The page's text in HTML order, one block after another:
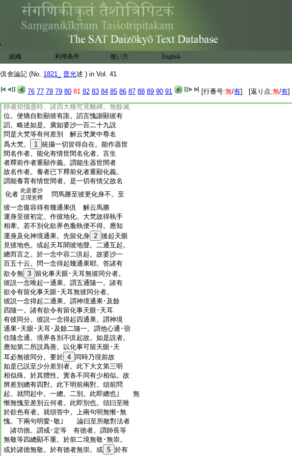
組織 利用条件 使い方 English
倶舍論記 (No. 1821_ 普光述 ) in Vol. 41
76 77 78 79 80 81 82 83 84 85 86 87 88 89 90 91 [行番号:無/有] [返り点:無/有]
持。即以定心於誓多林沒。於四大王衆天
出。從定而起問彼天衆。諸四大種。當於何
位盡滅無餘。答曰不知。如是欲界六天展
轉。相推乃至他化自在天所。彼復仰推梵
衆。欲往梵世入勝等持。復以定心自在宮
沒。梵衆天出。從定而起還作上問。梵衆 13 咸
曰。我等不知。復推大梵。馬勝苾芻。尋問
彼大梵王。時大梵王處自梵衆。忽被馬勝苾
芻。問言此欲･色界諸四大種。當於何位盡
滅。無餘煩惱繋縛。梵王不知隨其所應。依
靜慮煩惱盡時。諸四大種究竟離縛。無餘滅
位。便矯自歎顯彼有誑。謟言愧謝顯彼有
謟。略述如是。廣如婆沙一百二十九説
問是大梵等有何差別 解云梵衆中尊名
爲大梵。
1 統攝一切皆得自在。能作器世
間名作者。能化有情世間名化者。言生
者釋前作者重顯作義。謂能生器世間者
故名作者。養者已下釋前化者重顯化義。
謂能養育有情世間者。是一切有情父故名
化者 此是婆沙
正理意釋
問馬勝至彼更化身不。至
彼一念復容得有幾通果倶 解云馬勝
運身至彼初定。作彼地化。大梵故得執手
相牽。若不別化欲界色麁執便不得。應知
運身及化神境通果。先留化身 2 後起天眼
見彼地色。或起天耳聞彼地聲。二通互起。
總而言之。於一念中容二倶起。故婆沙一
百五十云。問一念得起幾通果耶。答諸有
欲令無 3 留化事天眼･天耳無彼同分者。
彼説一念唯起一通果。謂五通隨一。諸有
欲令有留化事天眼･天耳無彼同分者。
彼説一念得起二通果。謂神境通果･及餘
四隨一。諸有欲令有留化事天眼･天耳
有彼同分。彼説一念得起四通果。謂神境
通果･天眼･天耳･及餘二隨一。謂他心通･宿
住隨念通。境界各別不倶起故。如是説者。
應知第二所説爲善。以化事可留天眼･天
耳必無彼同分。要於 4
同時乃現前故
如是已説至少分差別者。此下大文第三明
相似殊。於其體性。實各不同有少相似。故
辨差別總有四對。此下明前兩對。頌前問
起。就問起中。一總。二別。此即總也｣ 無
慚無愧至差別云何者。此即別也。頌曰至唯
於欲色有者。就頌答中。上兩句明無慚･無
愧。下兩句明愛･敬｣ 論曰至所敵對法者
諸功徳。謂戒･定等 有徳者。謂師長等
無敬等四總顯不重。於前二境無敬･無崇。
或於諸徳無敬。於有徳者無崇。或 5 於有